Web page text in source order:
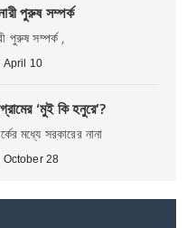
পুরুষ সম্পর্ক
পুরুষ সম্পর্ক ,
April 10
‘মুই কি হনুরে’?
মধ্যে সরকারের নানা
October 28